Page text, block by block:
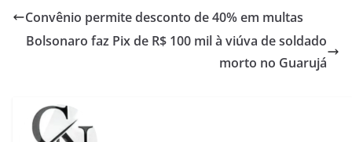
Convênio permite desconto de 40% em multas
Bolsonaro faz Pix de R$ 100 mil à viúva de soldado
morto no Guarujá